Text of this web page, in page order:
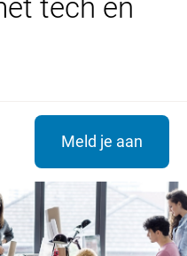
tech en
Meld je aan